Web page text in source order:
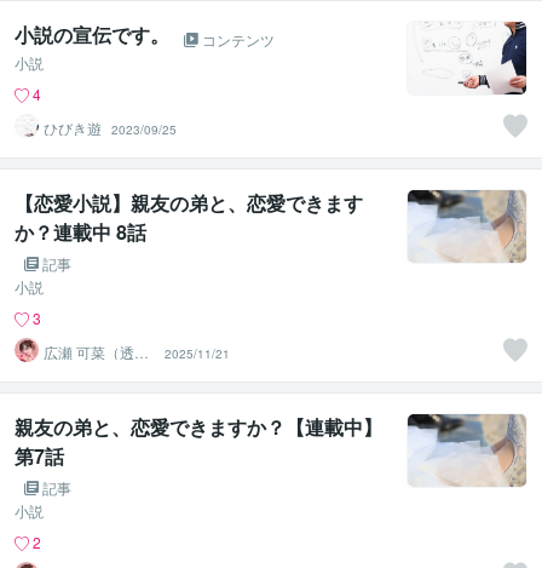
小説の宣伝です。
コンテンツ
小説
4
ひびき遊
2023/09/25
【恋愛小説】親友の弟と、恋愛できます
か？連載中 8話
記事
小説
3
広瀬 可菜（透視
タロット⭐占い
師）
2025/11/21
親友の弟と、恋愛できますか？【連載中】
第7話
記事
小説
2